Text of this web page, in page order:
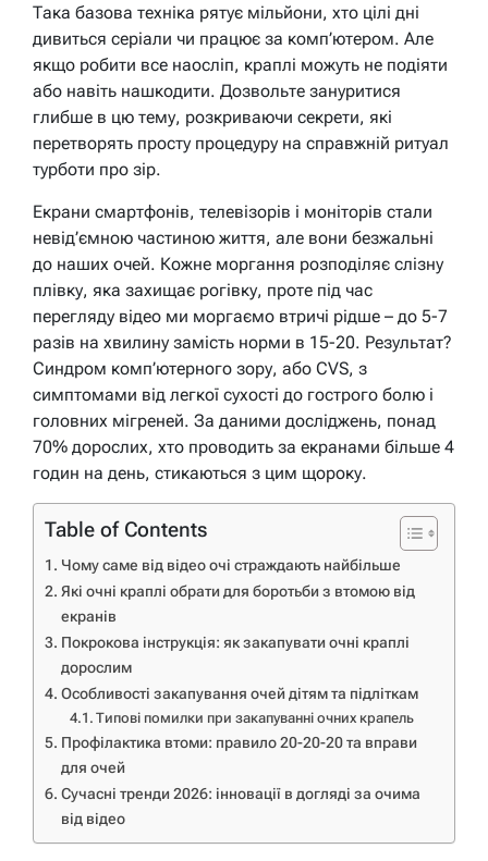
Така базова техніка рятує мільйони, хто цілі дні
дивиться серіали чи працює за комп’ютером. Але
якщо робити все наосліп, краплі можуть не подіяти
або навіть нашкодити. Дозвольте зануритися
глибше в цю тему, розкриваючи секрети, які
перетворять просту процедуру на справжній ритуал
турботи про зір.
Екрани смартфонів, телевізорів і моніторів стали
невід’ємною частиною життя, але вони безжальні
до наших очей. Кожне моргання розподіляє слізну
плівку, яка захищає рогівку, проте під час
перегляду відео ми моргаємо втричі рідше – до 5-7
разів на хвилину замість норми в 15-20. Результат?
Синдром комп’ютерного зору, або CVS, з
симптомами від легкої сухості до гострого болю і
головних мігреней. За даними досліджень, понад
70% дорослих, хто проводить за екранами більше 4
годин на день, стикаються з цим щороку.
Table of Contents
Чому саме від відео очі страждають найбільше
Які очні краплі обрати для боротьби з втомою від
екранів
Покрокова інструкція: як закапувати очні краплі
дорослим
Особливості закапування очей дітям та підліткам
Типові помилки при закапуванні очних крапель
Профілактика втоми: правило 20-20-20 та вправи
для очей
Сучасні тренди 2026: інновації в догляді за очима
від відео